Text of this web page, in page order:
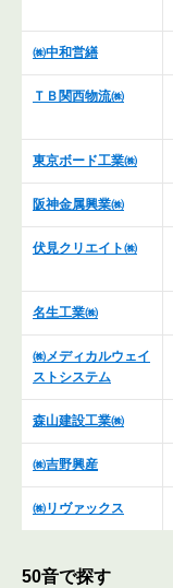
㈱中和営繕
ＴＢ関西物流㈱
東京ボード工業㈱
阪神金属興業㈱
伏見クリエイト㈱
名生工業㈱
㈱メディカルウェイ
ストシステム
森山建設工業㈱
㈱吉野興産
㈱リヴァックス
50音で探す